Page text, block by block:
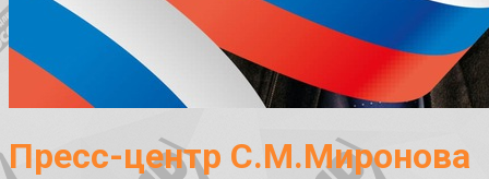
Пресс-центр С.М.Миронова